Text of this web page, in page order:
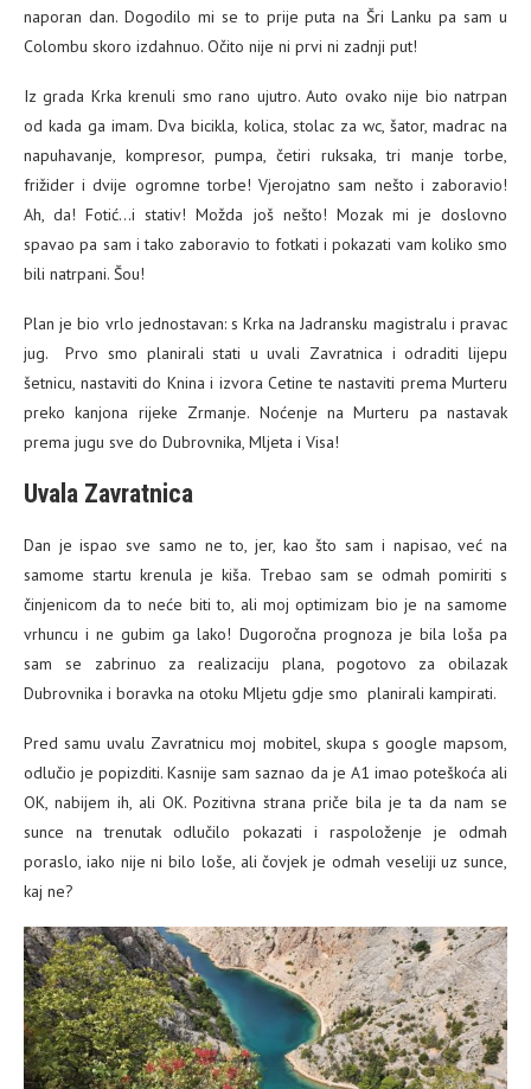
naporan dan. Dogodilo mi se to prije puta na Šri Lanku pa sam u
Colombu skoro izdahnuo. Očito nije ni prvi ni zadnji put!
Iz grada Krka krenuli smo rano ujutro. Auto ovako nije bio natrpan
od kada ga imam. Dva bicikla, kolica, stolac za wc, šator, madrac na
napuhavanje, kompresor, pumpa, četiri ruksaka, tri manje torbe,
frižider i dvije ogromne torbe! Vjerojatno sam nešto i zaboravio!
Ah, da! Fotić…i stativ! Možda još nešto! Mozak mi je doslovno
spavao pa sam i tako zaboravio to fotkati i pokazati vam koliko smo
bili natrpani. Šou!
Plan je bio vrlo jednostavan: s Krka na Jadransku magistralu i pravac
jug. Prvo smo planirali stati u uvali Zavratnica i odraditi lijepu
šetnicu, nastaviti do Knina i izvora Cetine te nastaviti prema Murteru
preko kanjona rijeke Zrmanje. Noćenje na Murteru pa nastavak
prema jugu sve do Dubrovnika, Mljeta i Visa!
Uvala Zavratnica
Dan je ispao sve samo ne to, jer, kao što sam i napisao, već na
samome startu krenula je kiša. Trebao sam se odmah pomiriti s
činjenicom da to neće biti to, ali moj optimizam bio je na samome
vrhuncu i ne gubim ga lako! Dugoročna prognoza je bila loša pa
sam se zabrinuo za realizaciju plana, pogotovo za obilazak
Dubrovnika i boravka na otoku Mljetu gdje smo planirali kampirati.
Pred samu uvalu Zavratnicu moj mobitel, skupa s google mapsom,
odlučio je popizditi. Kasnije sam saznao da je A1 imao poteškoća ali
OK, nabijem ih, ali OK. Pozitivna strana priče bila je ta da nam se
sunce na trenutak odlučilo pokazati i raspoloženje je odmah
poraslo, iako nije ni bilo loše, ali čovjek je odmah veseliji uz sunce,
kaj ne?